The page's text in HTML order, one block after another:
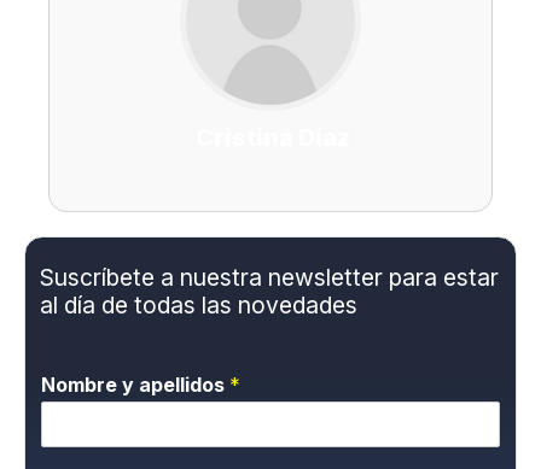
Suscríbete a nuestra newsletter para estar
al día de todas las novedades
Nombre y apellidos *